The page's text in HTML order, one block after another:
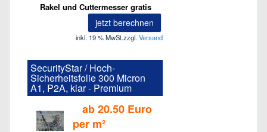
Rakel und Cuttermesser gratis
jetzt berechnen
inkl. 19 % MwSt.zzgl.Versand
SecurityStar / Hoch-
Sicherheitsfolie 300 Micron
A1, P2A, klar - Premium
ab 20.50 Euro
per m²